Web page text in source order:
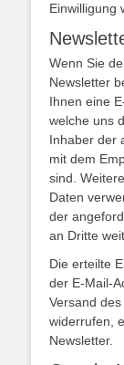
Einwilligung
Wenn Sie
Newsletter
Ihnen eine
welche uns
Inhaber der
mit dem
sind.
Daten
der
an Dritte
Die erteilte
der E-Mail-
Versand
widerrufen,
Newsletter.